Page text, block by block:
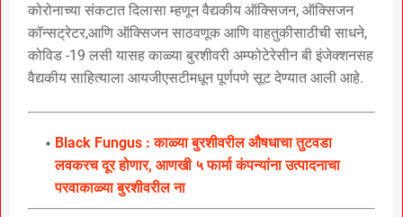
कोरोनाच्या संकटात दिलासा म्हणून वैद्यकीय ऑक्सिजन, ऑक्सिजन
कॉन्सट्रेटर,आणि ऑक्सिजन साठवणूक आणि वाहतुकीसाठीची साधने,
कोविड -19 लसी यासह काळ्या बुरशीवरी अम्फोटेरेसीन बी इंजेक्शनसह
वैद्यकीय साहित्याला आयजीएसटीमधून पूर्णपणे सूट देण्यात आली आहे.
Black Fungus : काळ्या बुरशीवरील औषधाचा तुटवडा
लवकरच दूर होणार, आणखी ५ फार्मा कंपन्यांना उत्पादनाचा
परवाकाळ्या बुरशीवरील ना